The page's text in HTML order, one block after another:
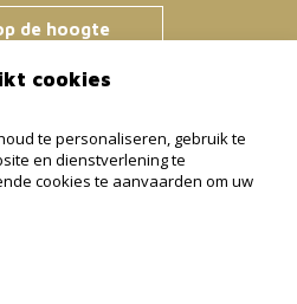
de hoogte
cookies
te personaliseren, gebruik te
en dienstverlening te
cookies te aanvaarden om uw